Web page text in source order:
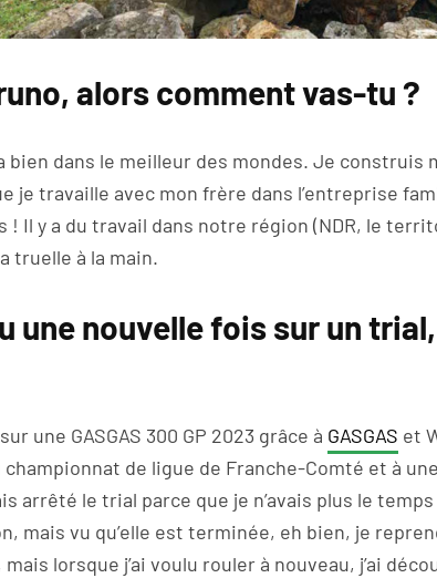
alors comment vas-tu ?
bien dans le meilleur des mondes. Je
je travaille avec mon frère dans l’entreprise
! Il y a du travail dans notre région (NDR, le
truelle à la main.
une nouvelle fois sur un
une GASGAS 300 GP 2023 grâce à GASGAS et
de ligue de Franche-Comté et à
arrêté le trial parce que je n’avais plus le
mais vu qu’elle est terminée, eh bien, je
lorsque j’ai voulu rouler à nouveau, j’ai